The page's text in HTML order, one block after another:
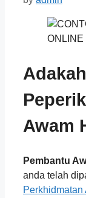
Awam
Pembantu
anda telah
Perkhidmatan